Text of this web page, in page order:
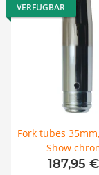
VERFÜGBAR
Fork tubes
Show
187,95 €